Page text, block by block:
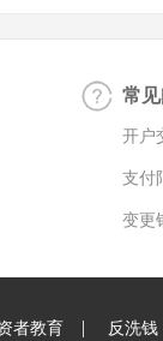
常
开户
支付
变更
者教育 | 反洗钱